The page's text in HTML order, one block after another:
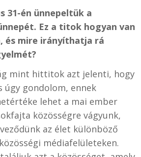
31-én ünnepeltük a
Ez a titok hogyan van
és mire irányíthatja rá
mint hittitok azt jelenti, hogy
úgy gondolom, ennek
lehet a mai ember
közösségre vágyunk,
az élet különböző
médiafelületeken.